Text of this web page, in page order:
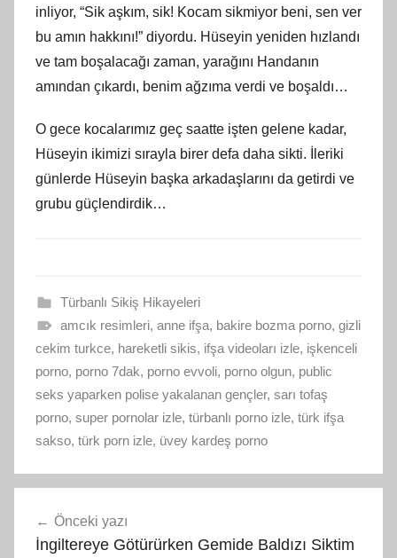
inliyor, “Sik aşkım, sik! Kocam sikmiyor beni, sen ver
bu amın hakkını!” diyordu. Hüseyin yeniden hızlandı
ve tam boşalacağı zaman, yarağını Handanın
amından çıkardı, benim ağzıma verdi ve boşaldı…
O gece kocalarımız geç saatte işten gelene kadar,
Hüseyin ikimizi sırayla birer defa daha sikti. İleriki
günlerde Hüseyin başka arkadaşlarını da getirdi ve
grubu güçlendirdik…
Türbanlı Sikiş Hikayeleri
amcık resimleri, anne ifşa, bakire bozma porno, gizli
cekim turkce, hareketli sikis, ifşa videoları izle, işkenceli
porno, porno 7dak, porno evvoli, porno olgun, public
seks yaparken polise yakalanan gençler, sarı tofaş
porno, super pornolar izle, türbanlı porno izle, türk ifşa
sakso, türk porn izle, üvey kardeş porno
gezinmesi
Önceki yazı
İngiltereye Götürürken Gemide Baldızı Siktim